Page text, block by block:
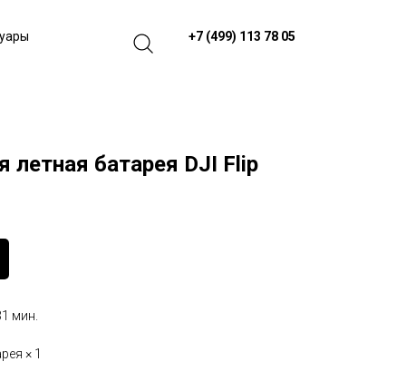
+7 (499) 113 78 05
летная батарея DJI Flip
мин.
× 1